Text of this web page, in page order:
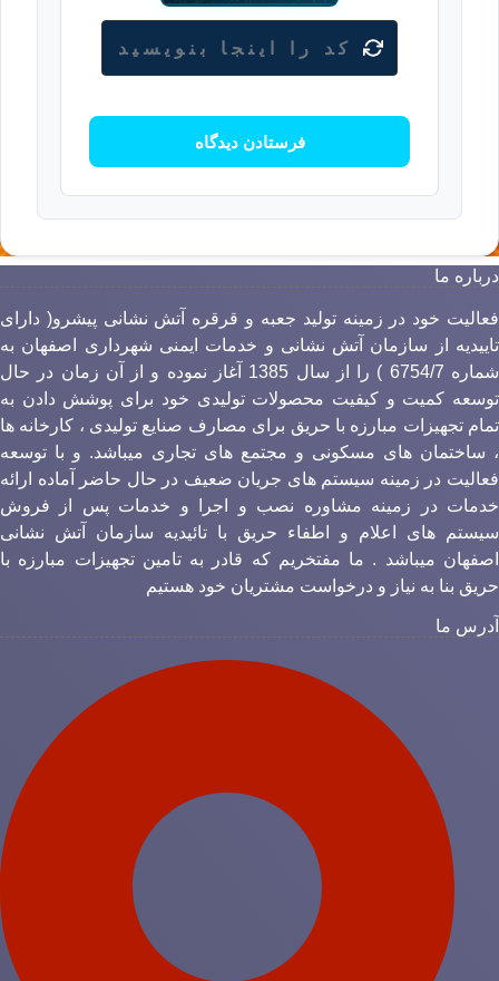
ما
خود در زمینه تولید جعبه و قرقره آتش نشانی پیشرو( دارای
از سازمان آتش نشانی و خدمات ایمنی شهرداری اصفهان به
شماره 6754/7 ) را از سال 1385 آغاز نموده و از آن زمان در حال
کمیت و کیفیت محصولات تولیدی خود برای پوشش دادن به
تجهیزات مبارزه با حریق برای مصارف صنایع تولیدی ، کارخانه ها
ساختمان های مسکونی و مجتمع های تجاری میباشد. و با توسعه
در زمینه سیستم های جریان ضعیف در حال حاضر آماده ارائه
در زمینه مشاوره نصب و اجرا و خدمات پس از فروش
های اعلام و اطفاء حریق با تائیدیه سازمان آتش نشانی
میباشد . ما مفتخریم که قادر به تامین تجهیزات مبارزه با
بنا به نیاز و درخواست مشتریان خود هستیم
ما